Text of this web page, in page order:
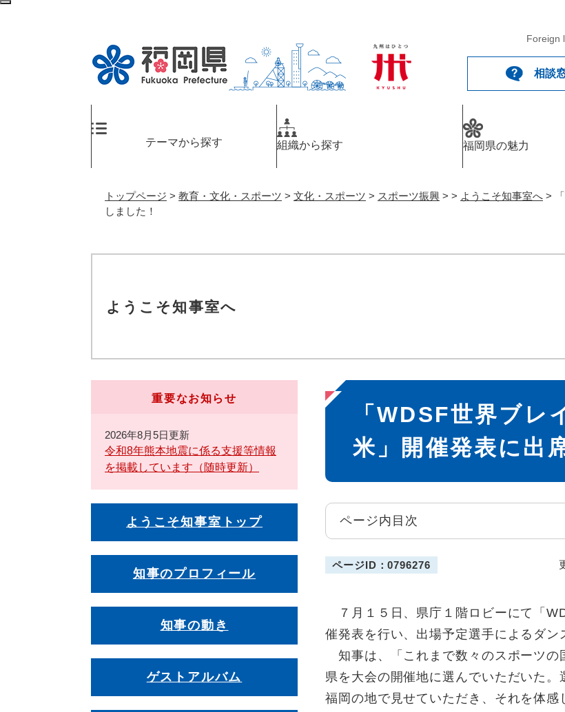
ペ
メ
Foreign
相談
テーマから探す 組織から探す 福岡県の魅力
トップページ > 教育・文化・スポーツ > 文化・スポーツ > スポーツ振興 > > ようこそ知事室へ >
しました！
ようこそ知事室へ
本
文
「WDSF世界ブ
米」開催発表に出
ページ内目次
ページID：0796276
７月１５日、県庁１階ロビーにて「
催発表を行い、出場予定選手によるダン
知事は、「これまで数々のスポーツの
県を大会の開催地に選んでいただいた
福岡の地で見せていただき、それを体
重要なお知らせ
2026年8月5日更新
令和8年熊本地震に係る支援等情報
を掲載しています（随時更新）
ようこそ知事室トップ
知事のプロフィール
知事の動き
ゲストアルバム